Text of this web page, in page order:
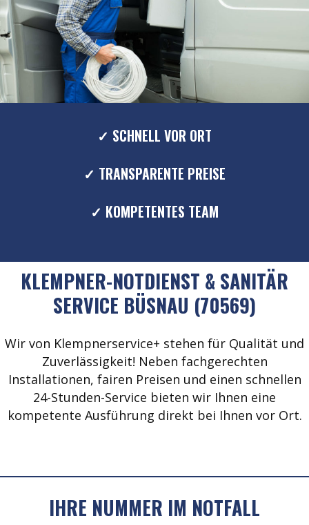
✓ SCHNELL VOR ORT
✓ TRANSPARENTE PREISE
✓ KOMPETENTES TEAM
KLEMPNER-NOTDIENST & SANITÄR
SERVICE BÜSNAU (70569)
Wir von Klempnerservice+ stehen für Qualität und
Zuverlässigkeit! Neben fachgerechten
Installationen, fairen Preisen und einen schnellen
24-Stunden-Service bieten wir Ihnen eine
kompetente Ausführung direkt bei Ihnen vor Ort.
IHRE NUMMER IM NOTFALL